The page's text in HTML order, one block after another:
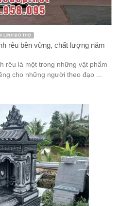
LINH ĐỒ THỜ
rêu bền vững, chất lượng năm
rêu là một trong những vật phẩm
cho những người theo đạo ...